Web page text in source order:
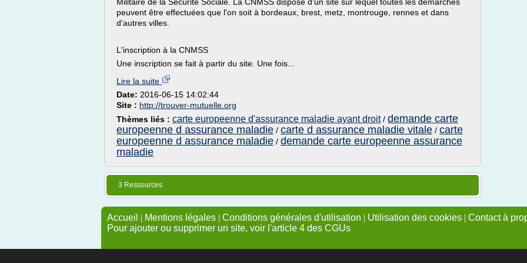
peuvent être effectuées que l'on soit à bordeaux, brest, metz, montrouge, rennes et dans
d'autres villes.
L'inscription à la CNMSS
Une inscription se fait à partir du site. Une fois...
Lire la suite
Date: 2016-06-15 14:02:44
Site : http://trouver-mutuelle.org
Thèmes liés : carte europeenne d'assurance maladie ayant droit/ demande carte
europeenne d assurance maladie / carte d assurance maladie vitale / carte
europeenne d assurance maladie / demande carte europeenne assurance
maladie
3 Ressources
Accueil | Mentions légales | Conditions générales d'utilisation | Utilisation des cookies | Contact à
Pour ajouter ou supprimer un site, voir l'article 4 des CGUs